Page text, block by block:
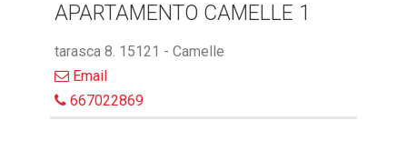
APARTAMENTO CAMELLE 1
tarasca 8. 15121 - Camelle
Email
667022869